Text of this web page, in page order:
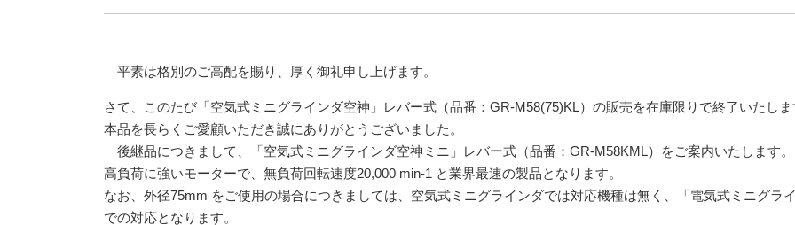
平素は格別のご高配を賜り、厚く御礼申し上げます。
さて、このたび「空気式ミニグラインダ空神」レバー式（品番：GR-M58(75)KL）の販売を在庫限りで終了いたしま
本品を⻑らくご愛顧いただき誠にありがとうございました。
後継品につきまして、「空気式ミニグラインダ空神ミニ」レバー式（品番：GR-M58KML）をご案内いたします。
高負荷に強いモーターで、無負荷回転速度20,000 min-1 と業界最速の製品となります。
なお、外径75mm をご使用の場合につきましては、空気式ミニグラインダでは対応機種は無く、「電気式ミニグラ
での対応となります。